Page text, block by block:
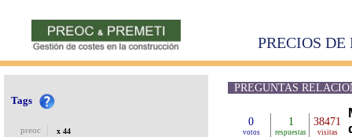
PRECIOS
Tags
preoc x 44
PREGUNTAS
0
votos
1
respuestas
38471
visitas